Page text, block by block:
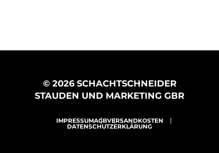
© 2026 SCHACHTSCHNEIDER
STAUDEN UND MARKETING GBR
IMPRESSUMAGBVERSANDKOSTEN
DATENSCHUTZERKLÄRUNG